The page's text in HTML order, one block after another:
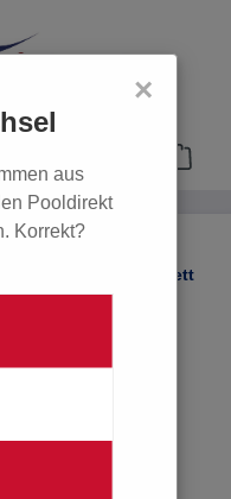
×
aus
Pooldirekt
Korrekt?
Scheinwerfer komplett